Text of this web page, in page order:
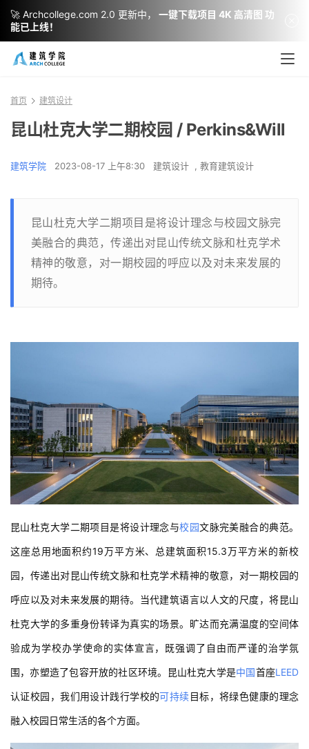
首页 建筑设计
昆山杜克大学二期校园 / Perkins&Will
建筑学院 2023-08-17 上午8:30 建筑设计 , 教育建筑设计
昆山杜克大学二期项目是将设计理念与校园文脉完
美融合的典范，传递出对昆山传统文脉和杜克学术
精神的敬意，对一期校园的呼应以及对未来发展的
期待。
昆山杜克大学二期项目是将设计理念与校园文脉完美融合的典范。
这座总用地面积约19万平方米、总建筑面积15.3万平方米的新校
园，传递出对昆山传统文脉和杜克学术精神的敬意，对一期校园的
呼应以及对未来发展的期待。当代建筑语言以人文的尺度，将昆山
杜克大学的多重身份转译为真实的场景。旷达而充满温度的空间体
验成为学校办学使命的实体宣言，既强调了自由而严谨的治学氛
围，亦塑造了包容开放的社区环境。昆山杜克大学是中国首座LEED
认证校园，我们用设计践行学校的可持续目标，将绿色健康的理念
融入校园日常生活的各个方面。
🚀 Archcollege.com 2.0 更新中，
一键下载项目 4K 高清图 功
能已上线！